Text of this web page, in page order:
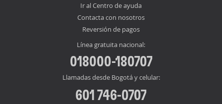
Ir al Centro de ayuda
Contacta con nosotros
Reversión de pagos
Línea gratuita nacional:
018000-180707
Llamadas desde Bogotá y celular:
601 746-0707